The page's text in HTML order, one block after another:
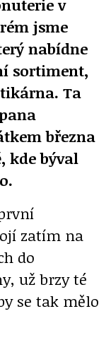
v
jsme
nabídne
sortiment,
Ta
března
kde býval
zatím na
do
už brzy té
se tak mělo